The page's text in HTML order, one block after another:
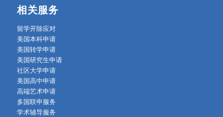
相关服务
留学开除应对
美国本科申请
美国转学申请
美国研究生申请
社区大学申请
美国高中申请
高端艺术申请
多国联申服务
学术辅导服务